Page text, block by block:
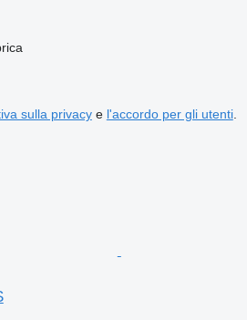
sulla privacye l'accordo per gli utenti.